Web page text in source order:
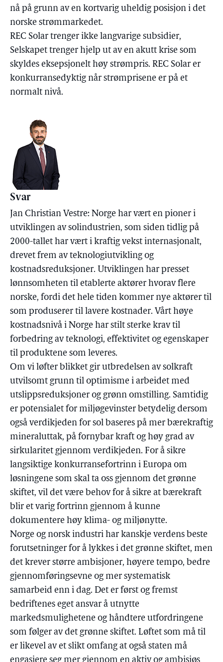
nå på grunn av en kortvarig uheldig posisjon i det
norske strømmarkedet.
REC Solar trenger ikke langvarige subsidier,
Selskapet trenger hjelp ut av en akutt krise som
skyldes eksepsjonelt høy strømpris. REC Solar er
konkurransedyktig når strømprisene er på et
normalt nivå.
Svar
Jan Christian Vestre: Norge har vært en pioner i
utviklingen av solindustrien, som siden tidlig på
2000-tallet har vært i kraftig vekst internasjonalt,
drevet frem av teknologiutvikling og
kostnadsreduksjoner. Utviklingen har presset
lønnsomheten til etablerte aktører hvorav flere
norske, fordi det hele tiden kommer nye aktører til
som produserer til lavere kostnader. Vårt høye
kostnadsnivå i Norge har stilt sterke krav til
forbedring av teknologi, effektivitet og egenskaper
til produktene som leveres.
Om vi løfter blikket gir utbredelsen av solkraft
utvilsomt grunn til optimisme i arbeidet med
utslippsreduksjoner og grønn omstilling. Samtidig
er potensialet for miljøgevinster betydelig dersom
også verdikjeden for sol baseres på mer bærekraftig
mineraluttak, på fornybar kraft og høy grad av
sirkularitet gjennom verdikjeden. For å sikre
langsiktige konkurransefortrinn i Europa om
løsningene som skal ta oss gjennom det grønne
skiftet, vil det være behov for å sikre at bærekraft
blir et varig fortrinn gjennom å kunne
dokumentere høy klima- og miljønytte.
Norge og norsk industri har kanskje verdens beste
forutsetninger for å lykkes i det grønne skiftet, men
det krever større ambisjoner, høyere tempo, bedre
gjennomføringsevne og mer systematisk
samarbeid enn i dag. Det er først og fremst
bedriftenes eget ansvar å utnytte
markedsmulighetene og håndtere utfordringene
som følger av det grønne skiftet. Løftet som må til
er likevel av et slikt omfang at også staten må